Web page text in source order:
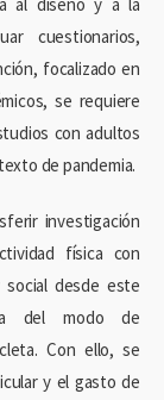
cuestionarios,
focalizado en
se requiere
con adultos
de pandemia.
investigación
física con
desde este
del modo de
Con ello, se
y el gasto de